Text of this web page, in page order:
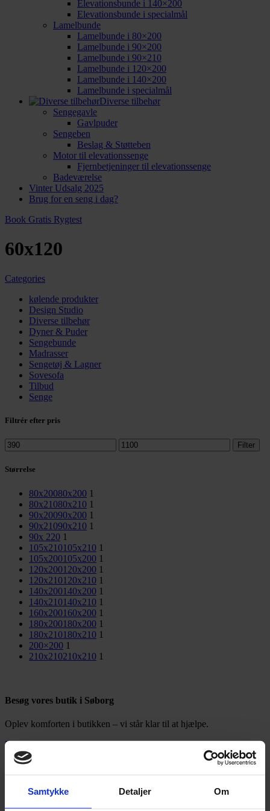
Samtykke Detaljer Om
Elevationsbunde i 140×200
Elevationsbunde i specialmål
Lamelbunde
Lamelbunde i 80×200
Lamelbunde i 90×200
Lamelbunde i 90×210
Lamelbunde i 120×200
Lamelbunde i 140×200
Lamelbunde i specialmål
Diverse tilbehør
Sengegavle
Gavlpuder
Sengeben
Beslag & Støtteben
Motor til elevationssenge
Fjernbetjeninger til elevationssenge
Badeværelse
Vinter Udsalg 2025
Brug for en seng i dag?
Book Gratis Rygtest
60x120
Categories
kølende produkter
Design Studio
Diverse tilbehør
Dyner & Puder
Sengebunde
Madrasser
Sengetøj & Lagner
Sovesofa
Tilbud
Senge
Filtrér efter pris
Mindste
pris
Højeste
pris
Filter
Størrelse
80x20080x200 1
80x21080x210 1
90x20090x200 1
90x21090x210 1
90x 220 1
105x210105x210 1
105x200105x200 1
120x200120x200 1
120x210120x210 1
140x200140x200 1
140x210140x210 1
160x200160x200 1
180x200180x200 1
180x210180x210 1
200×200 1
210x210210x210 1
Besøg vores butik i Søborg
Oplev komforten i butikken – vi står klar til at hjælpe.
Besøg butikken
Viser 1 resultat
121824